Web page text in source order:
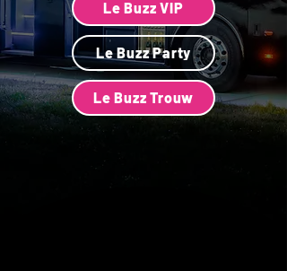
Le Buzz VIP
Le Buzz Party
Le Buzz Trouw